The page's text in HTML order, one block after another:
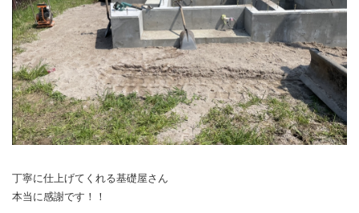
丁寧に仕上げてくれる基礎屋さん
本当に感謝です！！